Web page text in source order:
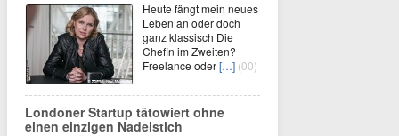
Heute fängt mein neues
Leben an oder doch
ganz klassisch Die
Chefin im Zweiten?
Freelance oder[…] (00)
Londoner Startup tätowiert ohne
einen einzigen Nadelstich